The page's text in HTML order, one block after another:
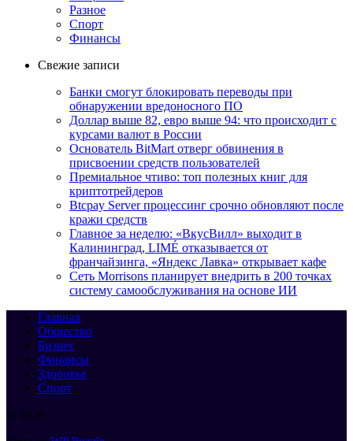
Разное
Спорт
Финансы
Свежие записи
Банки смогут блокировать переводы при
обнаружении вредоносного ПО
Доллар выше 82, евро выше 94: что происходит с
курсами валют в России
Основатель BitMart отверг обвинения в
присвоении средств пользователей
Премиальное чтиво: топ полезных книг для
криптотрейдеров
Btcpay Server процессинг срочно обновляют после
кражи средств
Главное за неделю: «ВкусВилл» выходит в
Калининград, LIMÉ отказывается от
франчайзинга, «Яндекс Лавка» открывает кафе
Сеть Morrisons планирует внедрить в 200 точках
систему самообслуживания на основе ИИ
Главная
Общество
Бизнес
Финансы
Здоровье
Спорт
© 2026